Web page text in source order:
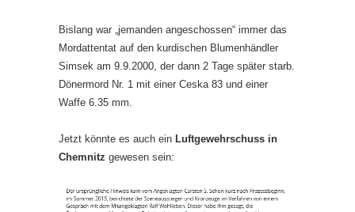
Bislang war „jemanden angeschossen“ immer das
Mordattentat auf den kurdischen Blumenhändler
Simsek am 9.9.2000, der dann 2 Tage später starb.
Dönermord Nr. 1 mit einer Ceska 83 und einer
Waffe 6.35 mm.
Jetzt könnte es auch ein Luftgewehrschuss in
Chemnitz gewesen sein: